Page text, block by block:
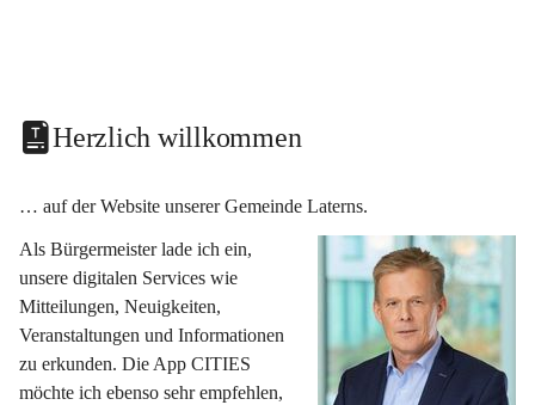
Herzlich willkommen
… auf der Website unserer Gemeinde Laterns.
Als Bürgermeister lade ich ein,
unsere digitalen Services wie
Mitteilungen, Neuigkeiten,
Veranstaltungen und Informationen
zu erkunden. Die App CITIES
möchte ich ebenso sehr empfehlen,